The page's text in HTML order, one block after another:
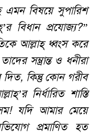
এমন বিষয়ে সুপারিশ
’র বিধান প্রযোজ্য?”
আল্লাহ্ ধ্বংস করে
তাদের সম্ভ্রান্ত ও ধনীরা
দিত, কিন্তু কোন গরীব
’র নির্ধারিত শাস্তি
! যদি আমার মেয়ে
প্রমাণিত
হত